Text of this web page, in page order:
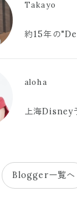
Takayo
約15年の
aloha
上海Disney
Blogger一覧へ